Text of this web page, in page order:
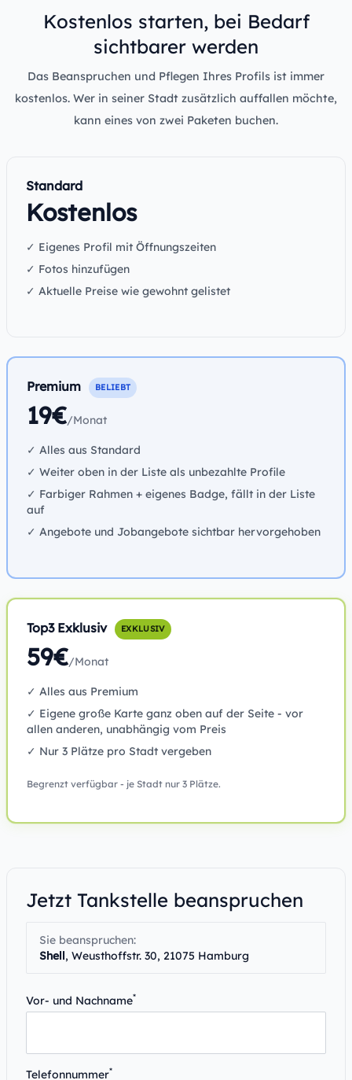
Kostenlos starten, bei Bedarf
sichtbarer werden
Das Beanspruchen und Pflegen Ihres Profils ist immer
kostenlos. Wer in seiner Stadt zusätzlich auffallen möchte,
kann eines von zwei Paketen buchen.
Standard
Kostenlos
✓ Eigenes Profil mit Öffnungszeiten
✓ Fotos hinzufügen
✓ Aktuelle Preise wie gewohnt gelistet
Premium BELIEBT
19€/Monat
✓ Alles aus Standard
✓ Weiter oben in der Liste als unbezahlte Profile
✓ Farbiger Rahmen + eigenes Badge, fällt in der Liste
auf
✓ Angebote und Jobangebote sichtbar hervorgehoben
Top3 Exklusiv EXKLUSIV
59€/Monat
✓ Alles aus Premium
✓ Eigene große Karte ganz oben auf der Seite - vor
allen anderen, unabhängig vom Preis
✓ Nur 3 Plätze pro Stadt vergeben
Begrenzt verfügbar - je Stadt nur 3 Plätze.
Jetzt Tankstelle beanspruchen
Sie beanspruchen:
Shell, Weusthoffstr. 30, 21075 Hamburg
Vor- und Nachname*
Telefonnummer*